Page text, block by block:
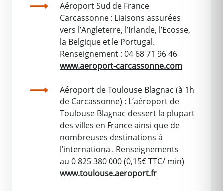
Aéroport Sud de France
Carcassonne : Liaisons assurées
vers l’Angleterre, l’Irlande, l’Ecosse,
la Belgique et le Portugal.
Renseignement : 04 68 71 96 46
www.aeroport-carcassonne.com
Aéroport de Toulouse Blagnac (à 1h
de Carcassonne) : L’aéroport de
Toulouse Blagnac dessert la plupart
des villes en France ainsi que de
nombreuses destinations à
l’international. Renseignements
au 0 825 380 000 (0,15€ TTC/ min)
www.toulouse.aeroport.fr